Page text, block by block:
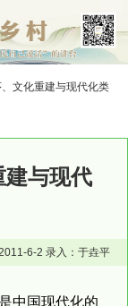
文化重建与现代化类
与现代
6-2 录入：于垚平
中国现代化的